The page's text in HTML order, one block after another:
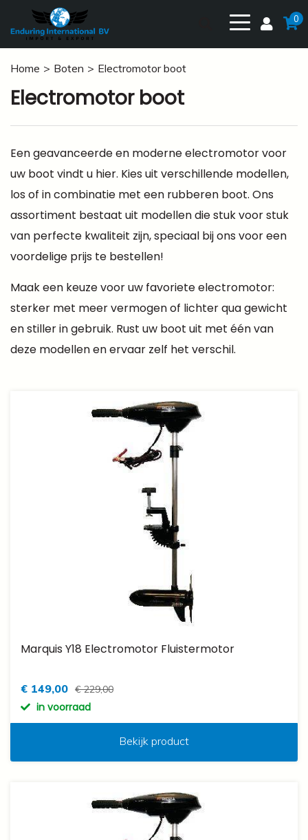
0
Home Boten Electromotor boot
Electromotor boot
Een geavanceerde en moderne electromotor voor
uw boot vindt u hier. Kies uit verschillende modellen,
los of in combinatie met een rubberen boot. Ons
assortiment bestaat uit modellen die stuk voor stuk
van perfecte kwaliteit zijn, speciaal bij ons voor een
voordelige prijs te bestellen!
Maak een keuze voor uw favoriete electromotor:
sterker met meer vermogen of lichter qua gewicht
en stiller in gebruik. Rust uw boot uit met één van
deze modellen en ervaar zelf het verschil.
Marquis Y18 Electromotor Fluistermotor
€ 149,00 € 229,00
in voorraad
Bekijk product